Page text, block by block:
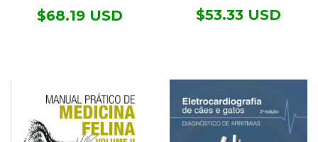
PEQUENOS ANIMAIS
$68.19 USD $53.33 USD